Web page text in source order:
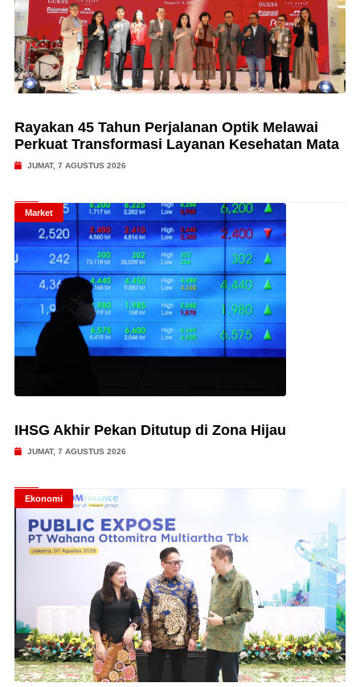
Rayakan 45 Tahun Perjalanan Optik Melawai
Perkuat Transformasi Layanan Kesehatan Mata
JUMAT, 7 AGUSTUS 2026
Market
IHSG Akhir Pekan Ditutup di Zona Hijau
JUMAT, 7 AGUSTUS 2026
Ekonomi